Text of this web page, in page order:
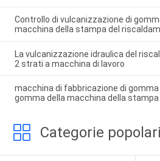
Controllo di vulcanizzazione di
macchina della stampa del
La vulcanizzazione idraulica del
2 strati a macchina di lavoro
macchina di fabbricazione di
gomma della macchina della
Categorie popolari